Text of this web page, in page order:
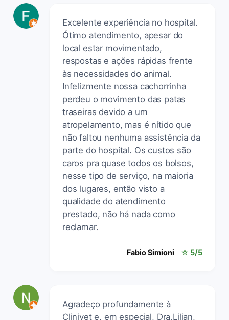
Excelente experiência no hospital.
Ótimo atendimento, apesar do
local estar movimentado,
respostas e ações rápidas frente
às necessidades do animal.
Infelizmente nossa cachorrinha
perdeu o movimento das patas
traseiras devido a um
atropelamento, mas é nítido que
não faltou nenhuma assistência da
parte do hospital. Os custos são
caros pra quase todos os bolsos,
nesse tipo de serviço, na maioria
dos lugares, então visto a
qualidade do atendimento
prestado, não há nada como
reclamar.
Fabio Simioni ☆ 5/5
Agradeço profundamente à
Clinivet e, em especial, Dra.Lilian,